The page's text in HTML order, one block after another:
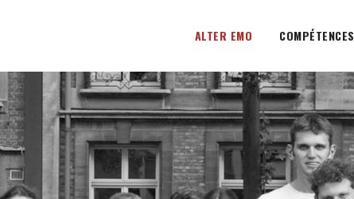
ALTER EMO COMPÉTENCES